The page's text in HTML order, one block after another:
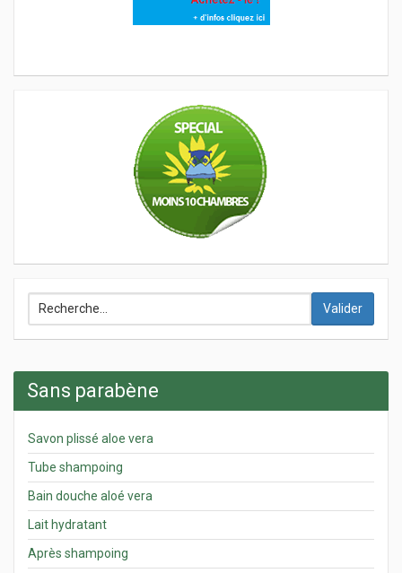
Valider
Sans parabène
Savon plissé aloe vera
Tube shampoing
Bain douche aloé vera
Lait hydratant
Après shampoing